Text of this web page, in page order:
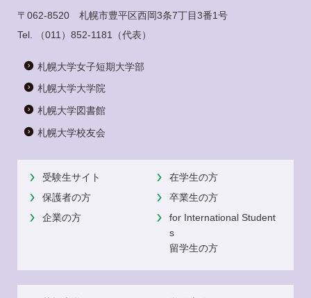
〒062-8520 札幌市豊平区西岡3条7丁目3番1号
Tel.
（011）852-1181 （代表）
札幌大学女子短期大学部
札幌大学大学院
札幌大学図書館
札幌大学校友会
受験生サイト
在学生の方
保護者の方
卒業生の方
企業の方
for International Student
s
留学生の方